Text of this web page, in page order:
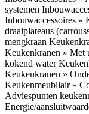
systemen
Inbouwaccessoires »
draaiplateaus
mengkraan
Keukenkranen » Met
kokend water
Keukenkranen »
Keukenmeubilair »
Adviespunten
Energie/